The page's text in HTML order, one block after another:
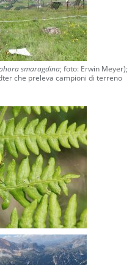
smaragdina; foto: Erwin Meyer);
che preleva campioni di terreno